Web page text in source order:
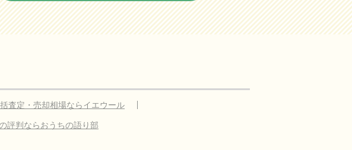
査定・売却相場ならイエウール
評判ならおうちの語り部